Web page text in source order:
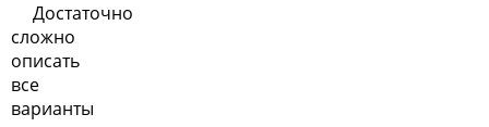
Достаточно
сложно
описать
все
варианты